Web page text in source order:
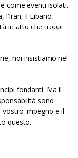
come eventi isolati.
l’Iran, il Libano,
in atto che troppi
noi insistiamo nel
fondanti. Ma il
sono
vostro impegno e il
questo.